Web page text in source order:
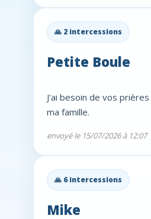
🙏 2 intercessions
Petite Boule
J'ai besoin de vos
ma famille.
envoyé le 15/07/2026 à 12:07
🙏 6 intercessions
Mike